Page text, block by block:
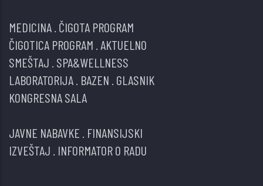
MEDICINA ČIGOTA PROGRAM
ČIGOTICA PROGRAM AKTUELNO
SMEŠTAJ SPA&WELLNESS
LABORATORIJA BAZEN GLASNIK
KONGRESNA SALA
JAVNE NABAVKE FINANSIJSKI
IZVEŠTAJ INFORMATOR O RADU